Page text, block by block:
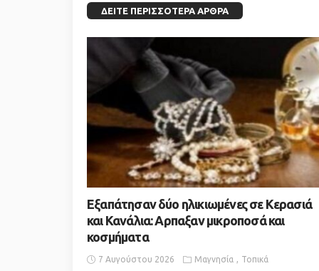
ΔΕΊΤΕ ΠΕΡΙΣΣΌΤΕΡΑ ΆΡΘΡΑ
Εξαπάτησαν δύο ηλικιωμένες σε Κερασιά
και Κανάλια: Αρπαξαν μικροποσά και
κοσμήματα
7 Αυγούστου 2026 Μαγνησία Τοπικά